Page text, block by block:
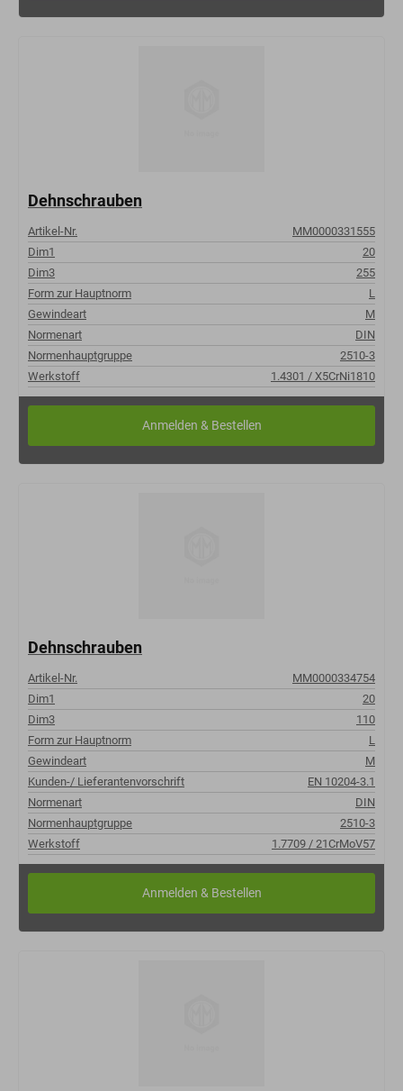
Dehnschrauben
Artikel-Nr.
MM0000331555
Dim1
20
Dim3
255
Form zur Hauptnorm
L
Gewindeart
M
Normenart
DIN
Normenhauptgruppe
2510-3
Werkstoff
1.4301 / X5CrNi1810
Dehnschrauben
Artikel-Nr.
MM0000334754
Dim1
20
Dim3
110
Form zur Hauptnorm
L
Gewindeart
M
Kunden-/ Lieferantenvorschrift
EN 10204-3.1
Normenart
DIN
Normenhauptgruppe
2510-3
Werkstoff
1.7709 / 21CrMoV57